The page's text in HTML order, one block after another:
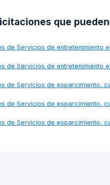
que
de Servicios de entretenimiento
de Servicios de entretenimiento
de Servicios de esparcimiento,
de Servicios de esparcimiento,
de Servicios de esparcimiento,